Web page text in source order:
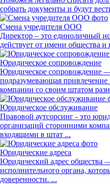
собрать документы и будут
Смена учредителя ООО
Директор – это единоличный
действует от имени общества и
Юридическое сопровождение
Юридическое сопровождение
подразумевающая привлечение
компании со своим штатом
Юридическое обслуживание
Правовой аутсорсинг - это
организаций сторонними
входящими в штат ...
Юридические адреса
Юридический адрес общества
исполнительного органа,
доверенности. ...